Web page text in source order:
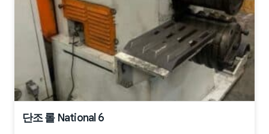
단조 롤 National 6